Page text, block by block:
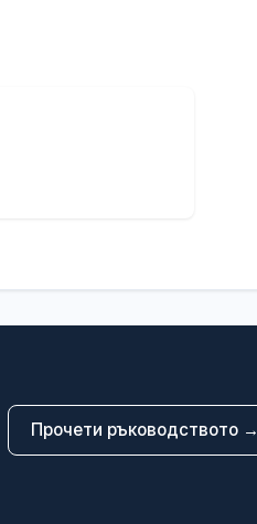
Прочети ръководството →